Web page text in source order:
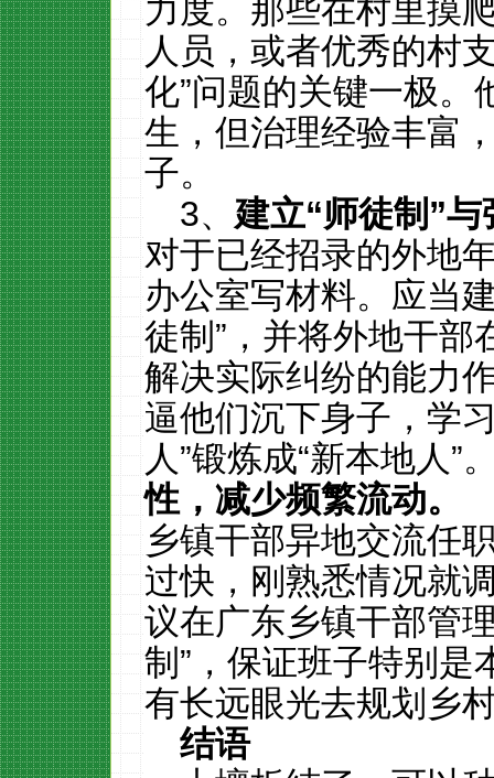
力度。那些在村里摸
人员，或者优秀的村
化”问题的关键一极。
生，但治理经验丰富
子。
3、 建立“师徒制 ”与
对于已经招录的外地
办公室写材料。应当
徒制”，并将外地干部
解决实际纠纷的能力
逼他们沉下身子，学
人”锻炼成“新本地人”
性，减少频繁流动。
乡镇干部异地交流任
过快，刚熟悉情况就
议在广东乡镇干部管
制”，保证班子特别是
有长远眼光去规划乡
结语